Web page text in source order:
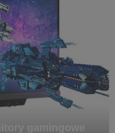
gamingowe